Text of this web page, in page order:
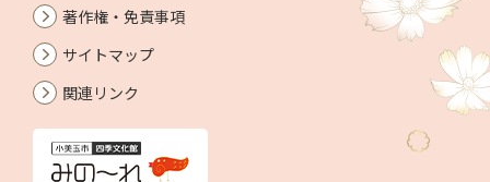
著作権・免責事項
サイトマップ
関連リンク